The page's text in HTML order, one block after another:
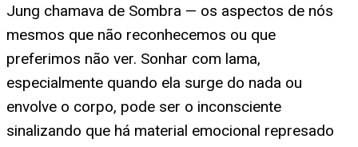
Jung chamava de Sombra — os aspectos de nós
mesmos que não reconhecemos ou que
preferimos não ver. Sonhar com lama,
especialmente quando ela surge do nada ou
envolve o corpo, pode ser o inconsciente
sinalizando que há material emocional represado